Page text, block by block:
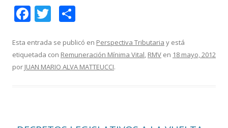
F
e
b
T
itt
er
m
p
Esta entrada se publicó en Perspectiva Tributaria y está
etiquetada con Remuneración Mínima Vital, RMV en 18 mayo, 2012
por JUAN MARIO ALVA MATTEUCCI.